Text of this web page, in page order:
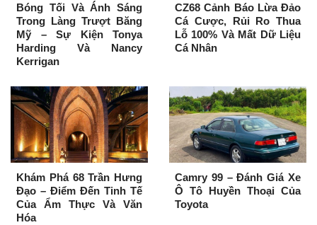
Bóng Tối Và Ánh Sáng
Trong Làng Trượt Băng
Mỹ – Sự Kiện Tonya
Harding Và Nancy
Kerrigan
CZ68 Cảnh Báo Lừa Đảo
Cá Cược, Rủi Ro Thua
Lỗ 100% Và Mất Dữ Liệu
Cá Nhân
Khám Phá 68 Trần Hưng
Đạo – Điểm Đến Tinh Tế
Của Ẩm Thực Và Văn
Hóa
Camry 99 – Đánh Giá Xe
Ô Tô Huyền Thoại Của
Toyota